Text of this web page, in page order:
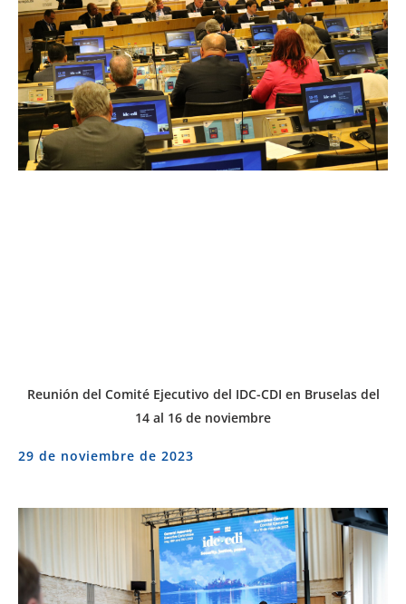
Reunión del Comité Ejecutivo del IDC-CDI en Bruselas del
14 al 16 de noviembre
29 de noviembre de 2023